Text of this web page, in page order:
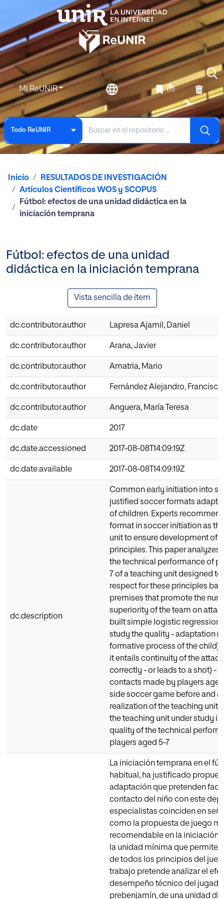
Mi ReUNIR (0)
Todo ReUNIR
Inicio
RESULTADOS DE INVESTIGACIÓN
Artículos Científicos WOS y SCOPUS
Fútbol: efectos de una unidad didáctica en la
iniciación temprana
Fútbol: efectos de una unidad
didáctica en la iniciación temprana
Vista sencilla de ítem
dc.contributor.author Lapresa Ajamil, Daniel
dc.contributor.author Arana, Javier
dc.contributor.author Amatria, Mario
dc.contributor.author Fernández Alejandro,
dc.contributor.author Anguera, María Teresa
dc.date 2017
dc.date.accessioned 2017-08-08T14:09:19Z
dc.date.available 2017-08-08T14:09:19Z
dc.description
Common early initiation into
justified soccer formats
of children. Experts
format in soccer initiation as
unit to ensure development of
principles. This paper analyzes
the technical performance of
7 of a teaching unit designed to
respect for these principles
premises that promote the
superiority of the team on
built simple logistic regression
study the quality - adaptation
formative process of the child)
it entails continuity of the
correctly - or leads to a shot) -
contacts made by players aged
side soccer game before and
realization of the teaching unit.
the teaching unit under study
quality of the technical
players aged 5-7
La iniciación temprana en el
habitual, ha justificado
adaptación que pretenden
contacto del niño con este
especialistas coinciden en
como la propuesta de juego
recomendable en la iniciación
la unidad mínima que permite
de todos los principios del
trabajo pretende analizar el
desempeño técnico del
prebenjamín, de una unidad